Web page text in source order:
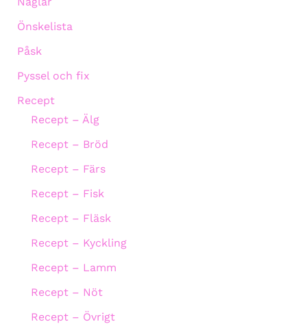
Önskelista
Påsk
Pyssel och fix
Recept
Recept – Älg
Recept – Bröd
Recept – Färs
Recept – Fisk
Recept – Fläsk
Recept – Kyckling
Recept – Lamm
Recept – Nöt
Recept – Övrigt